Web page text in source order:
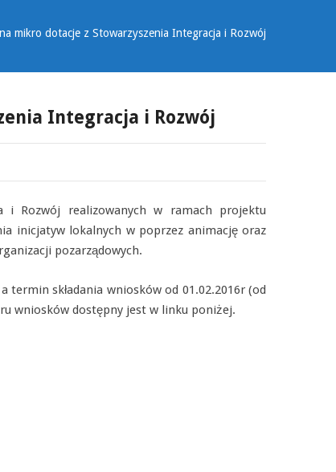
mikro dotacje z Stowarzyszenia Integracja i Rozwój
Integracja i Rozwój
i Rozwój realizowanych w ramach projektu
inicjatyw lokalnych w poprzez animację oraz
pozarządowych.
termin składania wniosków od 01.02.2016r (od
wniosków dostępny jest w linku poniżej.